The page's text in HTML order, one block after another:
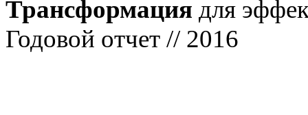
Трансформация для
Годовой отчет // 2016